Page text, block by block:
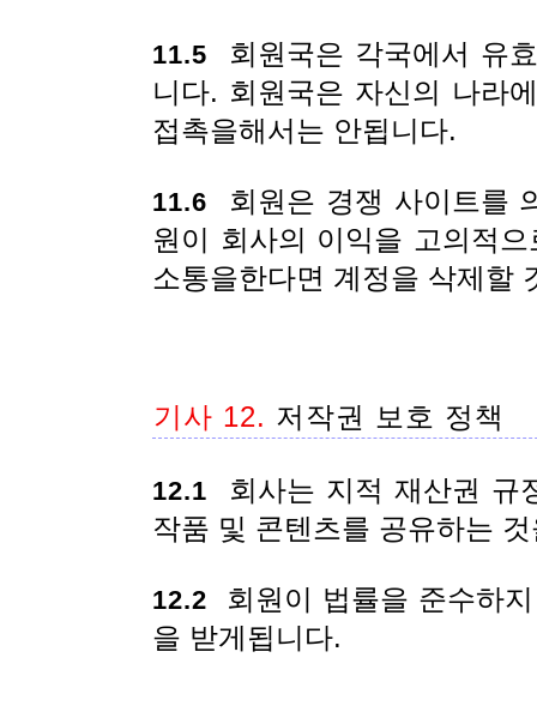
11.5 회원국은 각국에서 유
니다. 회원국은 자신의 나라
접촉을해서는 안됩니다.
11.6 회원은 경쟁 사이트를
원이 회사의 이익을 고의적
소통을한다면 계정을 삭제할
기사 12. 저작권 보호 정책
12.1 회사는 지적 재산권 규
작품 및 콘텐츠를 공유하는
12.2 회원이 법률을 준수하
을 받게됩니다.